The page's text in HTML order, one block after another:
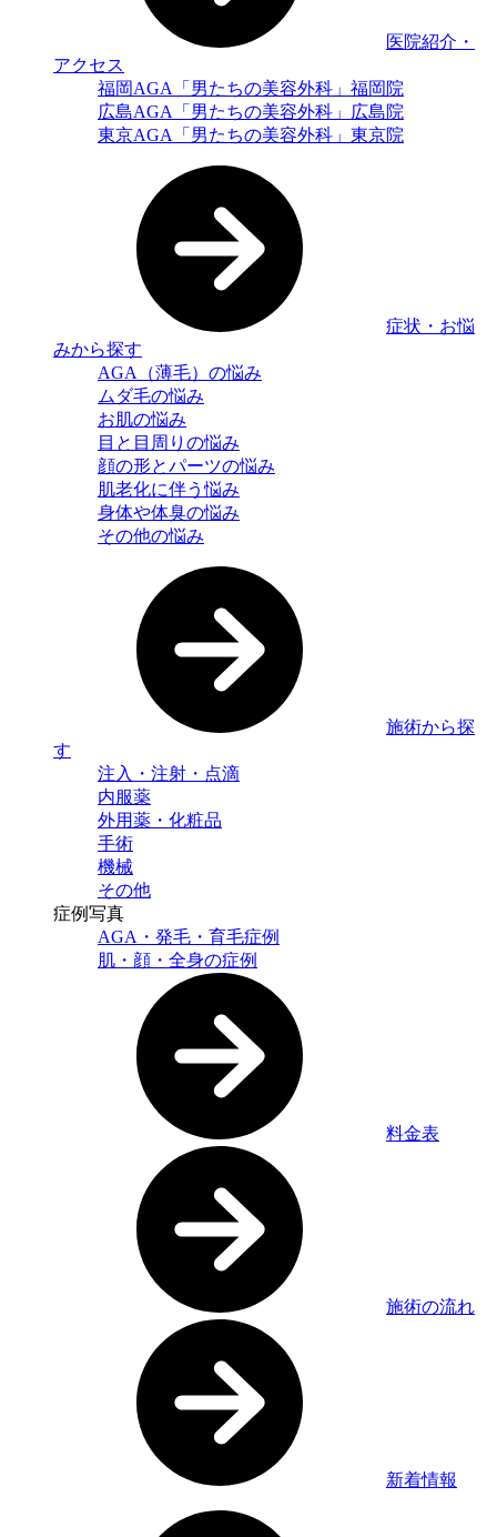
医院紹介・
アクセス
福岡AGA「男たちの美容外科」福岡院
広島AGA「男たちの美容外科」広島院
東京AGA「男たちの美容外科」東京院
症状・お悩
みから探す
AGA（薄毛）の悩み
ムダ毛の悩み
お肌の悩み
目と目周りの悩み
顔の形とパーツの悩み
肌老化に伴う悩み
身体や体臭の悩み
その他の悩み
施術から探
す
注入・注射・点滴
内服薬
外用薬・化粧品
手術
機械
その他
症例写真
AGA・発毛・育毛症例
肌・顔・全身の症例
料金表
施術の流れ
新着情報